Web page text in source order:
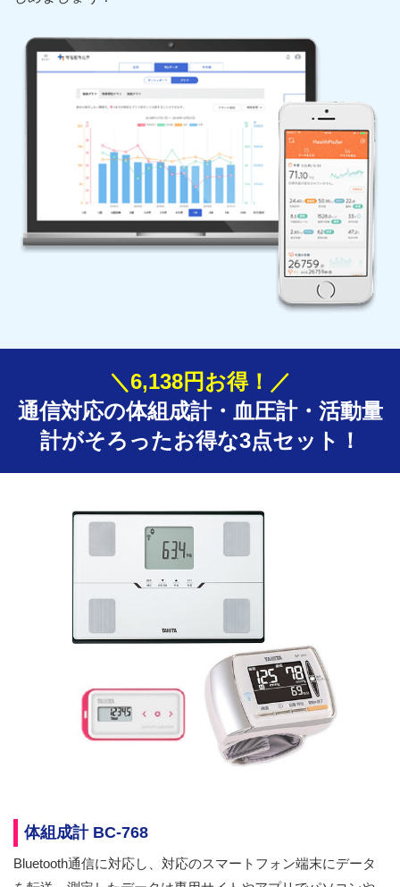
＼6,138円お得！／
通信対応の体組成計・血圧計・活動量
計がそろったお得な3点セット！
体組成計 BC-768
Bluetooth通信に対応し、対応のスマートフォン端末にデータ